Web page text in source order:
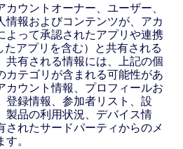
ウントオーナー、ユーザー、
情報およびコンテンツが、アカ
よって承認されたアプリや連携
たアプリを含む）と共有される
共有される情報には、上記の個
カテゴリが含まれる可能性があ
カウント情報、プロフィールお
登録情報、参加者リスト、設
製品の利用状況、デバイス情
されたサードパーティからのメ
。